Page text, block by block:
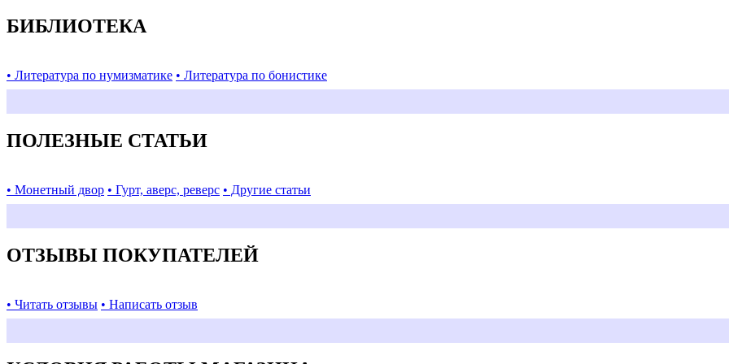
БИБЛИОТЕКА
• Литература по нумизматике • Литература по бонистике
ПОЛЕЗНЫЕ СТАТЬИ
• Монетный двор • Гурт, аверс, реверс • Другие статьи
ОТЗЫВЫ ПОКУПАТЕЛЕЙ
• Читать отзывы • Написать отзыв